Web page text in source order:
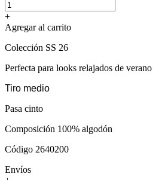
+
Agregar al carrito
Colección SS 26
Perfecta para looks relajados de verano
Tiro medio
Pasa cinto
Composición 100% algodón
Código 2640200
Envíos